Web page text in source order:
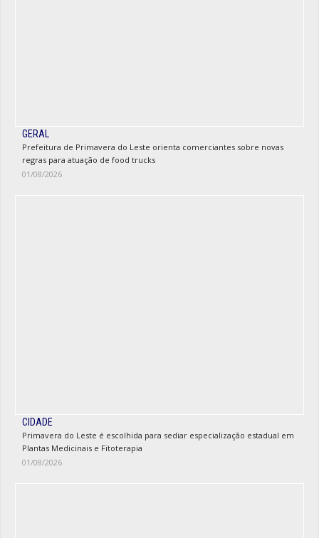
GERAL
Prefeitura de Primavera do Leste orienta comerciantes sobre novas
regras para atuação de food trucks
01/08/2026
CIDADE
Primavera do Leste é escolhida para sediar especialização estadual em
Plantas Medicinais e Fitoterapia
01/08/2026